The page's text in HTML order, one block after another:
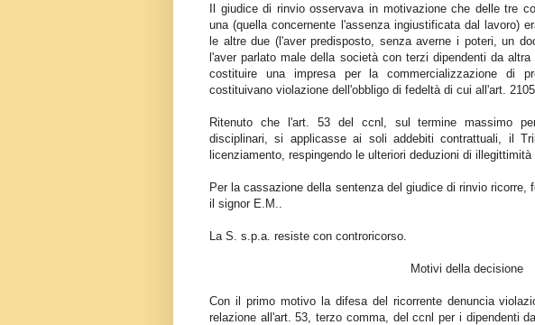
Il giudice di rinvio osservava in motivazione che delle tre
una (quella concernente l'assenza ingiustificata dal lavoro)
le altre due (l'aver predisposto, senza averne i poteri, un
l'aver parlato male della società con terzi dipendenti da
costituire una impresa per la commercializzazione di
costituivano violazione dell'obbligo di fedeltà di cui all'art. 2105.
Ritenuto che l'art. 53 del ccnl, sul termine massimo
disciplinari, si applicasse ai soli addebiti contrattuali, il
licenziamento, respingendo le ulteriori deduzioni di illegittimità
Per la cassazione della sentenza del giudice di rinvio ricorre,
il signor E.M..
La S. s.p.a. resiste con controricorso.
Motivi della decisione
Con il primo motivo la difesa del ricorrente denuncia
relazione all'art. 53, terzo comma, del ccnl per i dipendenti